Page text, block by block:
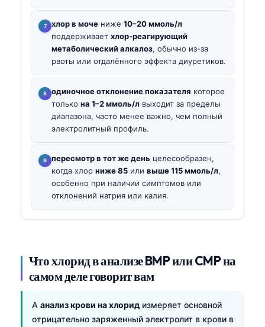
хлор в моче ниже 10–20 ммоль/л
поддерживает хлор-реагирующий
метаболический алкалоз, обычно из-за
рвоты или отдалённого эффекта диуретиков.
одиночное отклонение показателя которое
только на 1–2 ммоль/л выходит за пределы
диапазона, часто менее важно, чем полный
электролитный профиль.
пересмотр в тот же день целесообразен,
когда хлор ниже 85 или выше 115 ммоль/л,
особенно при наличии симптомов или
отклонений натрия или калия.
Что хлорид в анализе BMP или CMP на
самом деле говорит вам
A анализ крови на хлорид измеряет основной
отрицательно заряженный электролит в крови в